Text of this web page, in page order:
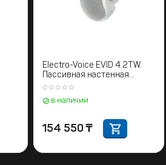
Electro-Voice EVID 4.2TW.
Пассивная настенная
акустическая система
в наличии
154 550 ₸